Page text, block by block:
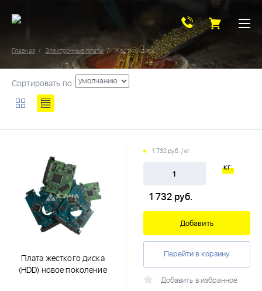
Главная Электронные платы Жесткий диск
Сортировать по:
Плата жесткого диска
(HDD) новое поколение
1 732 руб. / кг.
кг.
1 732 руб.
Добавить
Перейти в корзину
Добавить в избранное